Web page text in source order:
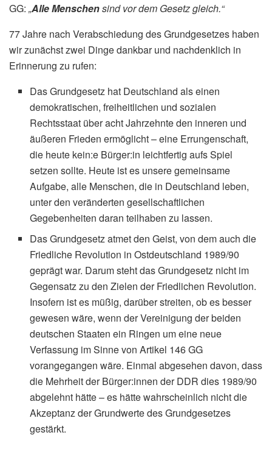
GG: „Alle Menschensind vor dem Gesetz gleich.“
77 Jahre nach Verabschiedung des Grundgesetzes haben
wir zunächst zwei Dinge dankbar und nachdenklich in
Erinnerung zu rufen:
Das Grundgesetz hat Deutschland als einen
demokratischen, freiheitlichen und sozialen
Rechtsstaat über acht Jahrzehnte den inneren und
äußeren Frieden ermöglicht – eine Errungenschaft,
die heute kein:e Bürger:in leichtfertig aufs Spiel
setzen sollte. Heute ist es unsere gemeinsame
Aufgabe, alle Menschen, die in Deutschland leben,
unter den veränderten gesellschaftlichen
Gegebenheiten daran teilhaben zu lassen.
Das Grundgesetz atmet den Geist, von dem auch die
Friedliche Revolution in Ostdeutschland 1989/90
geprägt war. Darum steht das Grundgesetz nicht im
Gegensatz zu den Zielen der Friedlichen Revolution.
Insofern ist es müßig, darüber streiten, ob es besser
gewesen wäre, wenn der Vereinigung der beiden
deutschen Staaten ein Ringen um eine neue
Verfassung im Sinne von Artikel 146 GG
vorangegangen wäre. Einmal abgesehen davon, dass
die Mehrheit der Bürger:innen der DDR dies 1989/90
abgelehnt hätte – es hätte wahrscheinlich nicht die
Akzeptanz der Grundwerte des Grundgesetzes
gestärkt.